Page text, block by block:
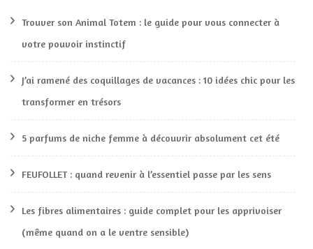
Trouver son Animal Totem : le guide pour vous connecter à
votre pouvoir instinctif
J’ai ramené des coquillages de vacances : 10 idées chic pour les
transformer en trésors
5 parfums de niche femme à découvrir absolument cet été
FEUFOLLET : quand revenir à l’essentiel passe par les sens
Les fibres alimentaires : guide complet pour les apprivoiser
(même quand on a le ventre sensible)